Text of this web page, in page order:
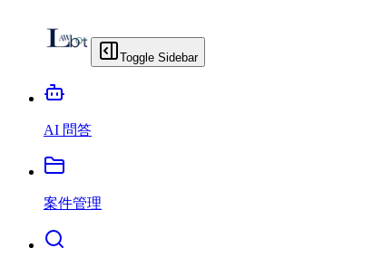
Toggle Sidebar
AI 問答
案件管理